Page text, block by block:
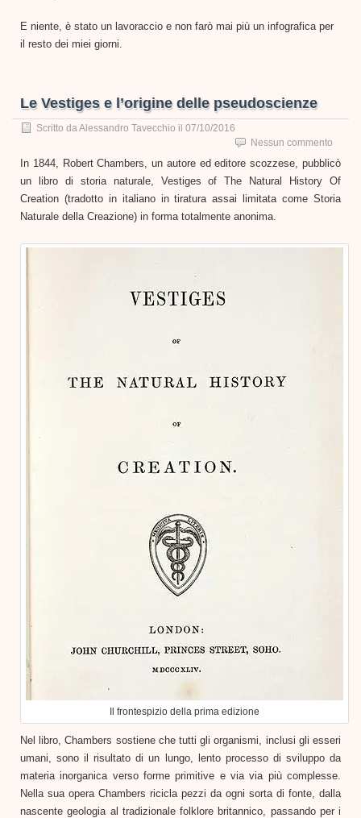
E niente, è stato un lavoraccio e non farò mai più un infografica per
il resto dei miei giorni.
Le Vestiges e l’origine delle pseudoscienze
Scritto da Alessandro Tavecchio il 07/10/2016
Nessun commento
In 1844, Robert Chambers, un autore ed editore scozzese, pubblicò
un libro di storia naturale, Vestiges of The Natural History Of
Creation (tradotto in italiano in tiratura assai limitata come Storia
Naturale della Creazione) in forma totalmente anonima.
Il frontespizio della prima edizione
Nel libro, Chambers sostiene che tutti gli organismi, inclusi gli esseri
umani, sono il risultato di un lungo, lento processo di sviluppo da
materia inorganica verso forme primitive e via via più complesse.
Nella sua opera Chambers ricicla pezzi da ogni sorta di fonte, dalla
nascente geologia al tradizionale folklore britannico, passando per i